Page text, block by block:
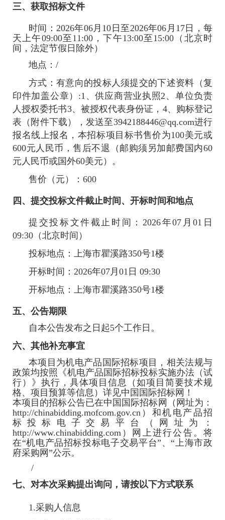
三、获取招标文件
时间：2026年06月10日 至2026年06月17日
，每
天上午09:00至11:00 ，下午13:00至15:00 （北京时
间，法定节假日除外）
地点： /
方式：有意向的投标人须提交的下述资料（复
印件加盖公章）:1、供应商营业执照2、单位负责
人授权委托书3、被授权代表身份证，4、购标登记
表（附件下载），发送至3942188446@qq.com进行
报名线上报名，本招标项目标书售价为100美元或
600元人民币，售后不退（邮购须另加邮费国内60
元人民币或国外60美元）。
售价（元）：600
四、提交投标文件截止时间、开标时间和地点
提交投标文件截止时间： 2026年07月01日
09:30 （北京时间）
投标地点： 上海市瞿溪路350号1楼
开标时间：2026年07月01日 09:30
开标地点： 上海市瞿溪路350号1楼
五、公告期限
自本公告发布之日起5个工作日。
六、其他补充事宜
本项目为机电产品国际招标项目，相关法规与
政策均按照《机电产品国际招标投标实施办法（试
行）》执行，具体项目信息（如项目简要技术规
格、项目预算等信息）详见中国国际招标网！
本项目的招标公告已在中国国际招标网（网址为：
http://chinabidding.mofcom.gov.cn）和机电产品招
标投标电子交易平台（网址为：
http://www.chinabidding.com）网上进行公告。将
在“机电产品招标投标电子交易平台”、“上海市政
府采购网”公示。
/
七、对本次采购提出询问，请按以下方式联系
1.采购人信息